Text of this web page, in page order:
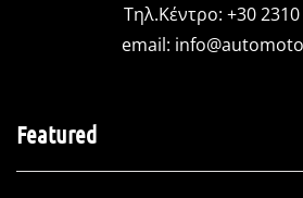
Τηλ.Κέντρο: +30
email:
Featured